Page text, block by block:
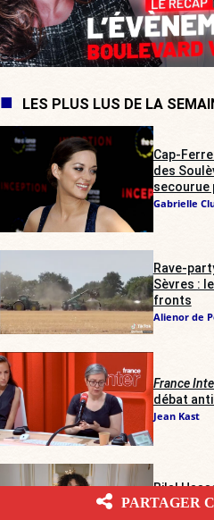
LES PLUS LUS DE LA
Cap-
des
secourue
Gabrielle
Rave-
Sèvres :
fronts
Alienor de
France
débat
Jean Kast
Bilal
enfants
PARTAGER